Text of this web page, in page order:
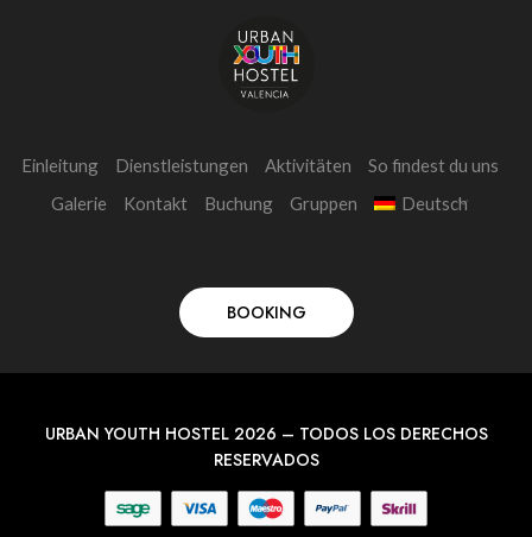
Einleitung Dienstleistungen Aktivitäten
So findest du uns
Galerie
Kontakt Buchung Gruppen Deutsch
BOOKING
URBAN YOUTH HOSTEL 2026 – TODOS LOS DERECHOS
RESERVADOS